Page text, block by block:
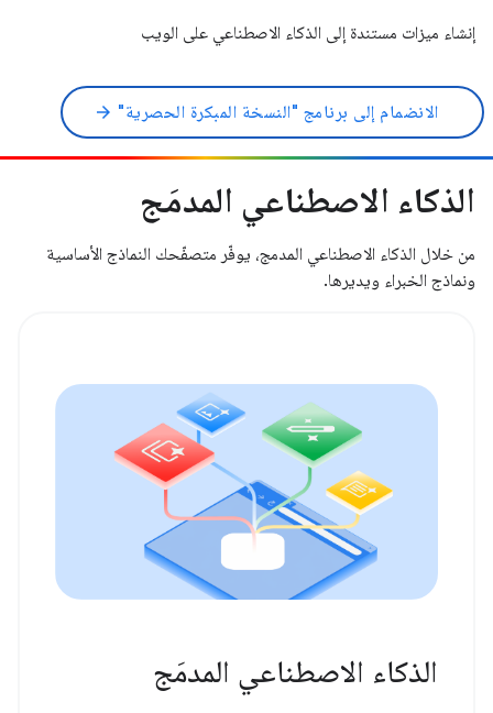
إنشاء ميزات مستندة إلى الذكاء الاصطناعي على الويب
الانضمام إلى برنامج "النسخة المبكرة الحصرية" arrow_forward
الذكاء الاصطناعي المدمَج
من خلال الذكاء الاصطناعي المدمج، يوفّر متصفّحك النماذج الأساسية
ونماذج الخبراء ويديرها.
الذكاء الاصطناعي المدمَج